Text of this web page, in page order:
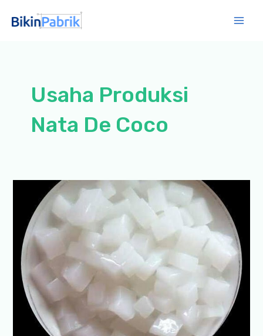
Usaha Produksi
Nata De Coco